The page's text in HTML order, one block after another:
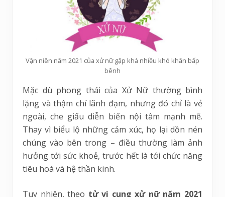
Vận niên năm 2021 của xử nữ gặp khá nhiều khó khăn bấp
bênh
Mặc dù phong thái của Xử Nữ thường bình
lặng và thậm chí lãnh đạm, nhưng đó chỉ là vẻ
ngoài, che giấu diễn biến nội tâm mạnh mẽ.
Thay vì biểu lộ những cảm xúc, họ lại dồn nén
chúng vào bên trong – điều thường làm ảnh
hưởng tới sức khoẻ, trước hết là tới chức năng
tiêu hoá và hệ thần kinh.
Tuy nhiên, theo tử vi cung xử nữ năm 2021